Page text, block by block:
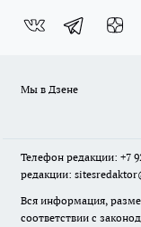
Мы в Дзене
Телефон редакции: +7
редакции:
Вся информация,
соответствии с